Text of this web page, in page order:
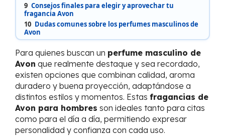
9 Consejos finales para elegir y aprovechar tu
fragancia Avon
10 Dudas comunes sobre los perfumes masculinos de
Avon
Para quienes buscan un perfume masculino de
Avon que realmente destaque y sea recordado,
existen opciones que combinan calidad, aroma
duradero y buena proyección, adaptándose a
distintos estilos y momentos. Estas fragancias de
Avon para hombres son ideales tanto para citas
como para el día a día, permitiendo expresar
personalidad y confianza con cada uso.